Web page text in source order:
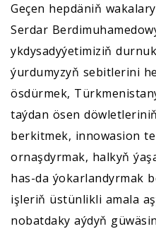
Geçen hepdäniň
Serdar
ykdysadyýetimiziň
ýurdumyzyň sebitlerini
ösdürmek,
taýdan ösen
berkitmek, innowasion
ornaşdyrmak, halkyň
has-da ýokarlandyrmak
işleriň üstünlikli amala
nobatdaky aýdyň